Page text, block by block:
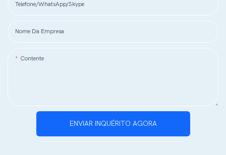
Telefone/WhatsApp/Skype
Nome Da Empresa
Contente
ENVIAR INQUÉRITO AGORA